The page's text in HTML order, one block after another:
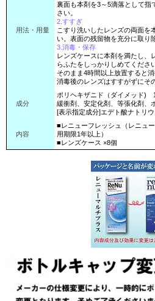
用法・用量
裏面も本剤を3～5滴落として指
さい。
2.すすぎ
こすり洗いしたレンズの両面を
い。表面の残留物を充分に取り
3.消毒・保存
レンズケースに本剤を満たし、
らふたをしっかりしめてくださ
そのまま4時間以上放置すると消
消毒後のレンズはすすがずにそ
成分
ポリヘキザニド（ダイメッド)
緩衝剤、安定化剤、等張化剤、
[表示指定成分]エデト酸ナトリ
内容
■レニューフレッシュ（レニュ
用期限1年以上）
■レンズケース ×8個